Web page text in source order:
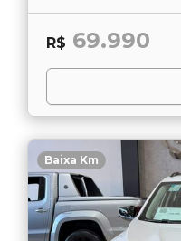
R$ 69.990
Baixa Km